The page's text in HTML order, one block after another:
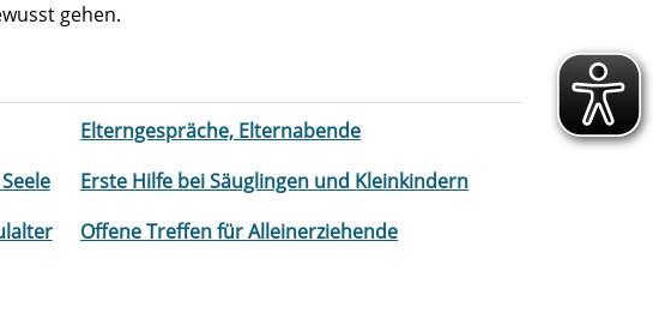
gehen.
Elterngespräche, Elternabende
Erste Hilfe bei Säuglingen und Kleinkindern
Offene Treffen für Alleinerziehende